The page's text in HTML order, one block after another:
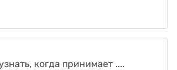
когда принимает ....